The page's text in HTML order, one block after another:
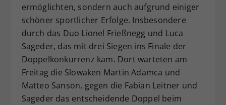
ermöglichten, sondern auch aufgrund einiger
schöner sportlicher Erfolge. Insbesondere
durch das Duo Lionel Frießnegg und Luca
Sageder, das mit drei Siegen ins Finale der
Doppelkonkurrenz kam. Dort warteten am
Freitag die Slowaken Martin Adamca und
Matteo Sanson, gegen die Fabian Leitner und
Sageder das entscheidende Doppel beim